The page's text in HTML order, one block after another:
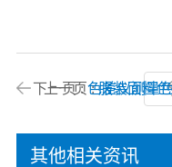
上一页 :服装面料
下一页 :色差仪测量
其他相关资讯